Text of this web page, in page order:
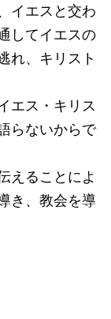
イエスと交わ
してイエスの
れ、キリスト
エス・キリス
らないからで
えることによ
き、教会を導